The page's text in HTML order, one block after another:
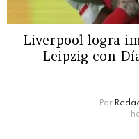
Liverpool logra
Leipzig con
Por